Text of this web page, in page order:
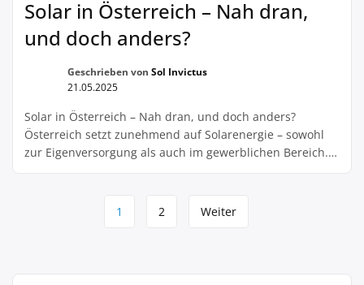
Einspeisemodelle, Eigenverbrauchsoptionen oder
Bauvorgaben? Was läuft besser […]
Solar in Österreich – Nah dran,
und doch anders?
Geschrieben von Sol Invictus
21.05.2025
Solar in Österreich – Nah dran, und doch anders?
Österreich setzt zunehmend auf Solarenergie – sowohl
zur Eigenversorgung als auch im gewerblichen Bereich.
Förderung, Vorschriften oder Wirtschaftlichkeit? Wie
Seitennavigation
1 2 Weiter